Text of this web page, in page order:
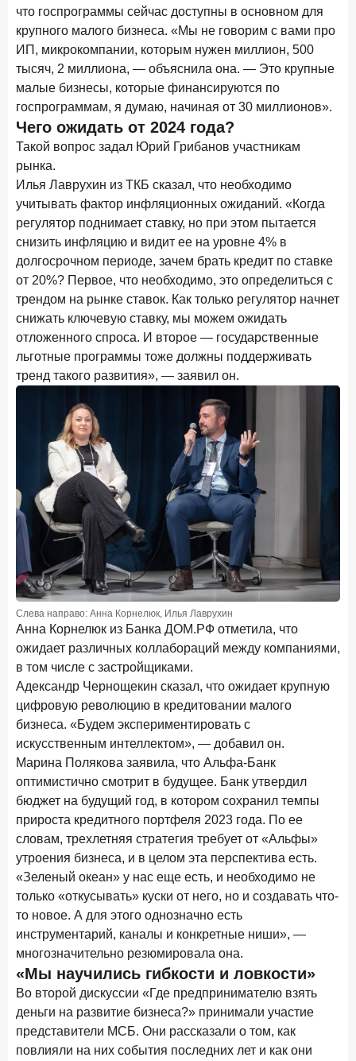
что госпрограммы сейчас доступны в основном для
крупного малого бизнеса. «Мы не говорим с вами про
ИП, микрокомпании, которым нужен миллион, 500
тысяч, 2 миллиона, — объяснила она. — Это крупные
малые бизнесы, которые финансируются по
госпрограммам, я думаю, начиная от 30 миллионов».
Чего ожидать от 2024 года?
Такой вопрос задал Юрий Грибанов участникам
рынка.
Илья Лаврухин из ТКБ сказал, что необходимо
учитывать фактор инфляционных ожиданий. «Когда
регулятор поднимает ставку, но при этом пытается
снизить инфляцию и видит ее на уровне 4% в
долгосрочном периоде, зачем брать кредит по ставке
от 20%? Первое, что необходимо, это определиться с
трендом на рынке ставок. Как только регулятор начнет
снижать ключевую ставку, мы можем ожидать
отложенного спроса. И второе — государственные
льготные программы тоже должны поддерживать
тренд такого развития», — заявил он.
Слева направо: Анна Корнелюк, Илья Лаврухин
Анна Корнелюк из Банка ДОМ.РФ отметила, что
ожидает различных коллабораций между компаниями,
в том числе с застройщиками.
Адександр Чернощекин сказал, что ожидает крупную
цифровую революцию в кредитовании малого
бизнеса. «Будем экспериментировать с
искусственным интеллектом», — добавил он.
Марина Полякова заявила, что Альфа-Банк
оптимистично смотрит в будущее. Банк утвердил
бюджет на будущий год, в котором сохранил темпы
прироста кредитного портфеля 2023 года. По ее
словам, трехлетняя стратегия требует от «Альфы»
утроения бизнеса, и в целом эта перспектива есть.
«Зеленый океан» у нас еще есть, и необходимо не
только «откусывать» куски от него, но и создавать что-
то новое. А для этого однозначно есть
инструментарий, каналы и конкретные ниши», —
многозначительно резюмировала она.
«Мы научились гибкости и ловкости»
Во второй дискуссии «Где предпринимателю взять
деньги на развитие бизнеса?» принимали участие
представители МСБ. Они рассказали о том, как
повлияли на них события последних лет и как они